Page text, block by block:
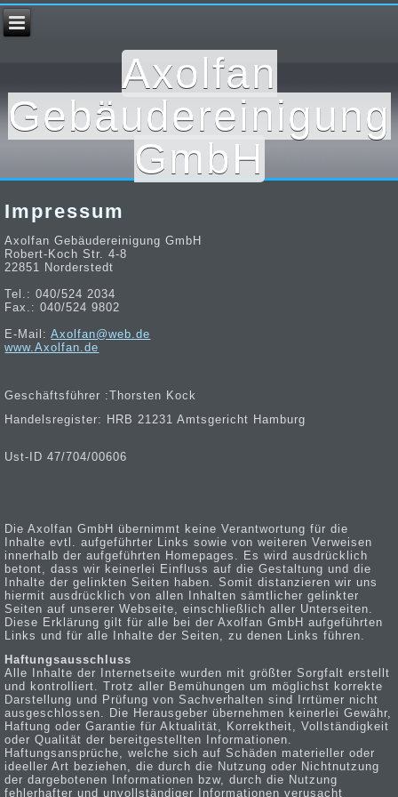
Axolfan
Gebäudereinigung
GmbH
Impressum
Axolfan Gebäudereinigung GmbH
Robert-Koch Str. 4-8
22851 Norderstedt
Tel.: 040/524 2034
Fax.: 040/524 9802
E-Mail:Axolfan@web.de
www.Axolfan.de
Geschäftsführer :Thorsten Kock
Handelsregister: HRB 21231 Amtsgericht Hamburg
Ust-ID 47/704/00606
Die Axolfan GmbH übernimmt keine Verantwortung für die
Inhalte evtl. aufgeführter Links sowie von weiteren Verweisen
innerhalb der aufgeführten Homepages. Es wird ausdrücklich
betont, dass wir keinerlei Einfluss auf die Gestaltung und die
Inhalte der gelinkten Seiten haben. Somit distanzieren wir uns
hiermit ausdrücklich von allen Inhalten sämtlicher gelinkter
Seiten auf unserer Webseite, einschließlich aller Unterseiten.
Diese Erklärung gilt für alle bei der Axolfan GmbH aufgeführten
Links und für alle Inhalte der Seiten, zu denen Links führen.
Haftungsausschluss
Alle Inhalte der Internetseite wurden mit größter Sorgfalt erstellt
und kontrolliert. Trotz aller Bemühungen um möglichst korrekte
Darstellung und Prüfung von Sachverhalten sind Irrtümer nicht
ausgeschlossen. Die Herausgeber übernehmen keinerlei Gewähr,
Haftung oder Garantie für Aktualität, Korrektheit, Vollständigkeit
oder Qualität der bereitgestellten Informationen.
Haftungsansprüche, welche sich auf Schäden materieller oder
ideeller Art beziehen, die durch die Nutzung oder Nichtnutzung
der dargebotenen Informationen bzw, durch die Nutzung
fehlerhafter und unvollständiger Informationen verusacht